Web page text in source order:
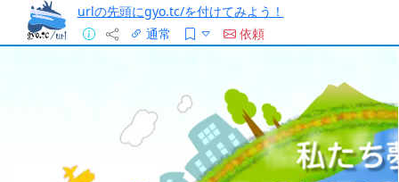
urlの先頭にgyo.tc/を付けてみよう！
通常
依頼